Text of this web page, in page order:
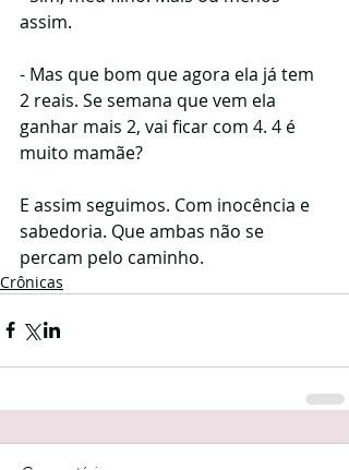
assim.
- Mas que bom que agora ela já tem
2 reais. Se semana que vem ela
ganhar mais 2, vai ficar com 4. 4 é
muito mamãe?
E assim seguimos. Com inocência e
sabedoria. Que ambas não se
percam pelo caminho.
Crônicas